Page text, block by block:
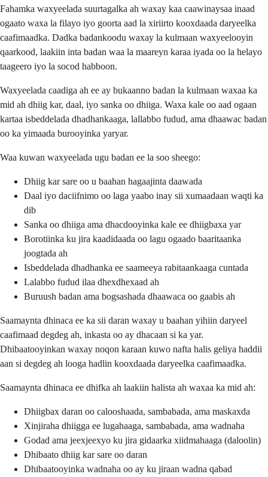
Fahamka waxyeelada suurtagalka ah waxay kaa caawinaysaa inaad
ogaato waxa la filayo iyo goorta aad la xiriirto kooxdaada daryeelka
caafimaadka. Dadka badankoodu waxay la kulmaan waxyeelooyin
qaarkood, laakiin inta badan waa la maareyn karaa iyada oo la helayo
taageero iyo la socod habboon.
Waxyeelada caadiga ah ee ay bukaanno badan la kulmaan waxaa ka
mid ah dhiig kar, daal, iyo sanka oo dhiiga. Waxa kale oo aad ogaan
kartaa isbeddelada dhadhankaaga, lallabbo fudud, ama dhaawac badan
oo ka yimaada burooyinka yaryar.
Waa kuwan waxyeelada ugu badan ee la soo sheego:
Dhiig kar sare oo u baahan hagaajinta daawada
Daal iyo daciifnimo oo laga yaabo inay sii xumaadaan waqti ka
dib
Sanka oo dhiiga ama dhacdooyinka kale ee dhiigbaxa yar
Borotiinka ku jira kaadidaada oo lagu ogaado baaritaanka
joogtada ah
Isbeddelada dhadhanka ee saameeya rabitaankaaga cuntada
Lalabbo fudud ilaa dhexdhexaad ah
Buruush badan ama bogsashada dhaawaca oo gaabis ah
Saamaynta dhinaca ee ka sii daran waxay u baahan yihiin daryeel
caafimaad degdeg ah, inkasta oo ay dhacaan si ka yar.
Dhibaatooyinkan waxay noqon karaan kuwo nafta halis geliya haddii
aan si degdeg ah looga hadlin kooxdaada daryeelka caafimaadka.
Saamaynta dhinaca ee dhifka ah laakiin halista ah waxaa ka mid ah:
Dhiigbax daran oo calooshaada, sambabada, ama maskaxda
Xinjiraha dhiigga ee lugahaaga, sambabada, ama wadnaha
Godad ama jeexjeexyo ku jira gidaarka xiidmahaaga (daloolin)
Dhibaato dhiig kar sare oo daran
Dhibaatooyinka wadnaha oo ay ku jiraan wadna qabad